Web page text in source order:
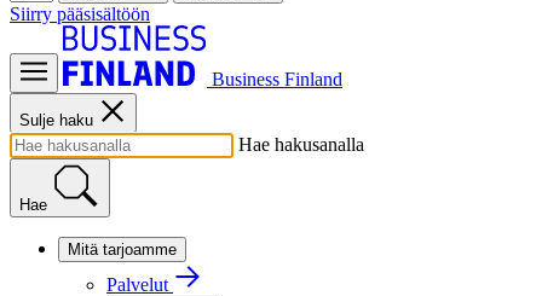
Siirry pääsisältöön
Business Finland
Sulje haku
Hae hakusanalla
Hae
Mitä tarjoamme
Palvelut